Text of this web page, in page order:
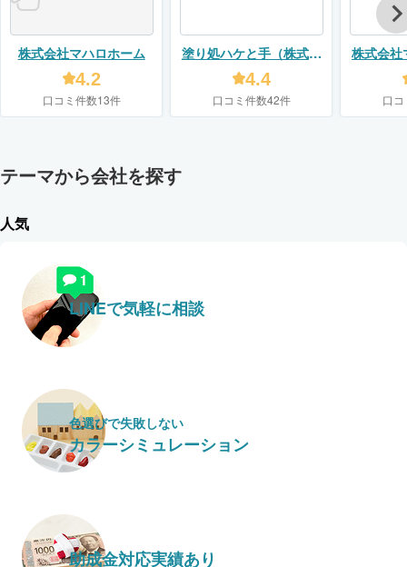
株式会社マハロホーム
4.2
口コミ件数13件
塗り処ハケと手（株式会
社ユーモア）
4.4
口コミ件数42件
株式会社
口
テーマから会社を探す
人気
LINEで気軽に相談
色選びで失敗しない
カラーシミュレーション
助成金対応実績あり